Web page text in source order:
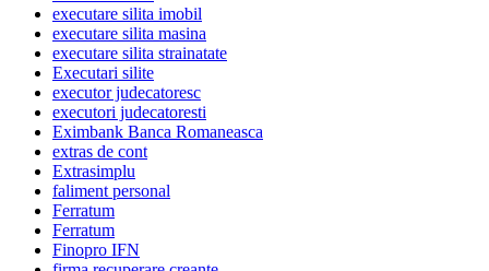
executare silita imobil
executare silita masina
executare silita strainatate
Executari silite
executor judecatoresc
executori judecatoresti
Eximbank Banca Romaneasca
extras de cont
Extrasimplu
faliment personal
Ferratum
Ferratum
Finopro IFN